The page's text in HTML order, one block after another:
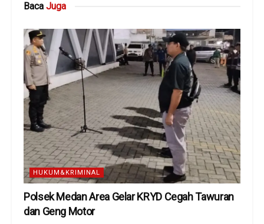
Baca Juga
HUKUM&KRIMINAL
Polsek Medan Area Gelar KRYD Cegah Tawuran
dan Geng Motor